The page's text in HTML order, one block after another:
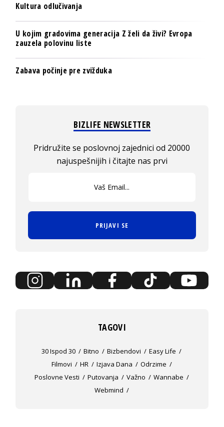
Kultura odlučivanja
U kojim gradovima generacija Z želi da živi? Evropa
zauzela polovinu liste
Zabava počinje pre zvižduka
BIZLIFE NEWSLETTER
Pridružite se poslovnoj zajednici od 20000
najuspešnijih i čitajte nas prvi
PRIJAVI SE
TAGOVI
30 Ispod 30 Bitno Bizbendovi
Easy Life
Filmovi
HR Izjava Dana
Odrzime
Poslovne Vesti
Putovanja Važno
Wannabe
Webmind